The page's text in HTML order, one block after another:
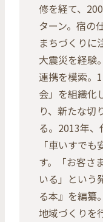
修を経て、
ターン。宿の
まちづくりに
大震災を経験
連携を模索。
会」を組織化
り、新たな切
る。2013年
「車いすで
す。「お客さ
いる」という
る本』を編纂
地域づくりを